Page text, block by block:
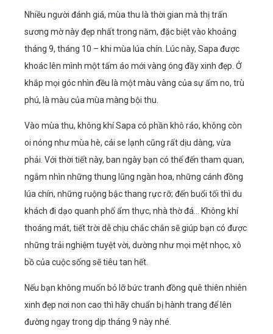
Nhiều người đánh giá, mùa thu là thời gian mà thị trấn
sương mờ này đẹp nhất trong năm, đặc biệt vào khoảng
tháng 9, tháng 10 – khi mùa lúa chín. Lúc này, Sapa được
khoác lên mình một tấm áo mới vàng óng đầy xinh đẹp. Ở
khắp mọi góc nhìn đều là một màu vàng của sự ấm no, trù
phú, là màu của mùa màng bội thu.
Vào mùa thu, không khí Sapa có phần khô ráo, không còn
oi nóng như mùa hè, cái se lạnh cũng rất dịu dàng, vừa
phải. Với thời tiết này, ban ngày bạn có thể đến tham quan,
ngắm nhìn những thung lũng ngàn hoa, những cánh đồng
lúa chín, những ruộng bậc thang rực rỡ; đến buổi tối thì du
khách đi dạo quanh phố ẩm thực, nhà thờ đá… Không khí
thoáng mát, tiết trời dễ chịu chắc chắn sẽ giúp bạn có được
những trải nghiệm tuyệt vời, dường như mọi mệt nhọc, xô
bồ của cuộc sống sẽ tiêu tan hết.
Nếu bạn không muốn bỏ lỡ bức tranh đồng quê thiên nhiên
xinh đẹp nơi non cao thì hãy chuẩn bị hành trang để lên
đường ngay trong dịp tháng 9 này nhé.